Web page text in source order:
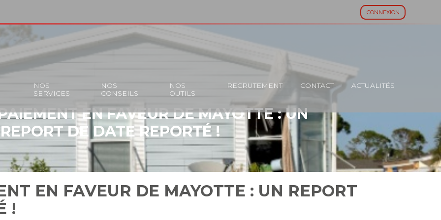
CONNEXION
NOS
SERVICES
NOS
CONSEILS
NOS
OUTILS
RECRUTEMENT CONTACT ACTUALITÉS
EN FAVEUR DE MAYOTTE : UN
REPORT DE DATE REPORTÉ !
EN FAVEUR DE MAYOTTE : UN REPORT
!